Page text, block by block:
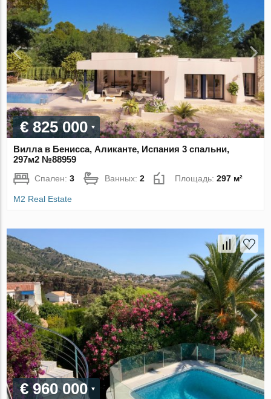
€ 825 000
Вилла в Бенисса, Аликанте, Испания 3 спальни,
297м2 №88959
Спален:3 Ванных:2 Площадь:297 м²
M2 Real Estate
€ 960 000